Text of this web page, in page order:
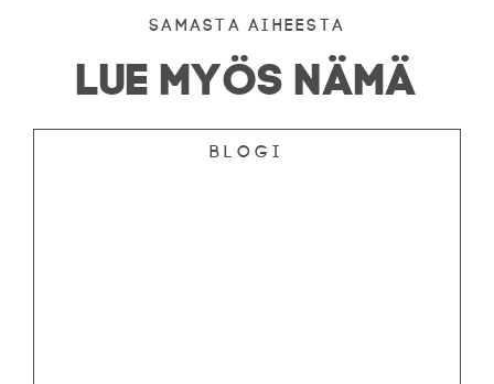
Samasta aiheesta
LUE MYÖS NÄMÄ
Blogi